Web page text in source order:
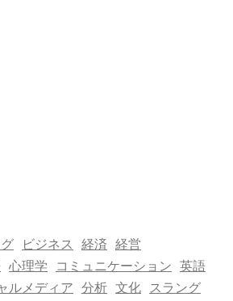
ビジネス 経済 経営
心理学 コミュニケーション 英語
ルメディア 分析 文化 スラング